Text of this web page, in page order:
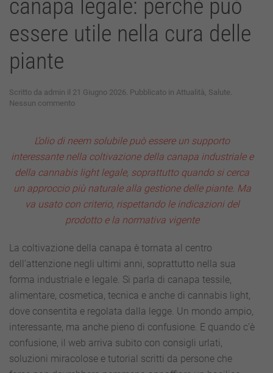
canapa legale: perché può
essere utile nella cura delle
piante
Scritto da admin il 21 Giugno 2026 . Pubblicato in Attualità Salute
Nessun commentosu
solubile
per
canapa
legale:
perché
essere
nella
delle
piante
L’olio di neem solubile può essere un supporto
interessante nella coltivazione della canapa industriale e
della cannabis light legale, soprattutto quando si cerca
un approccio più naturale alla gestione delle piante. Ma
va usato con criterio, rispettando le indicazioni del
prodotto e la normativa vigente
La coltivazione della canapa è tornata al centro
dell’attenzione negli ultimi anni, soprattutto nella sua
forma industriale e legale. Si parla di canapa tessile,
alimentare, cosmetica, tecnica e anche di cannabis light,
dove consentita e regolata dalla legge. Un mondo ampio,
interessante, ma anche pieno di confusione. E quando c’è
confusione, il web arriva subito con consigli urlati,
soluzioni miracolose e tutorial scritti da persone che